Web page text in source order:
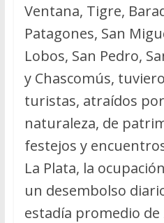
Ventana, Tigre,
Patagones, San
Lobos, San Pedro,
y Chascomús,
turistas, atraídos
naturaleza, de
festejos y
La Plata, la
un desembolso
estadía promedio de